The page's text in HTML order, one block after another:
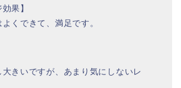
果】
くできて、満足です。
きいですが、あまり気にしないレ